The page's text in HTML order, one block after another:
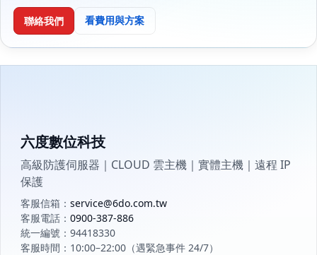
聯絡我們 看費用與方案
六度數位科技
高級防護伺服器｜CLOUD 雲主機｜實體主機｜遠程 IP
保護
客服信箱： service@6do.com.tw
客服電話： 0900-387-886
統一編號：94418330
客服時間：10:00–22:00（遇緊急事件 24/7）